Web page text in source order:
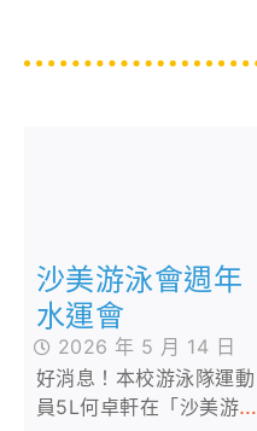
沙美游泳會週年
水運會
2026 年 5 月 14 日
好消息！本校游泳隊運動
員5L何卓軒在「沙美游泳